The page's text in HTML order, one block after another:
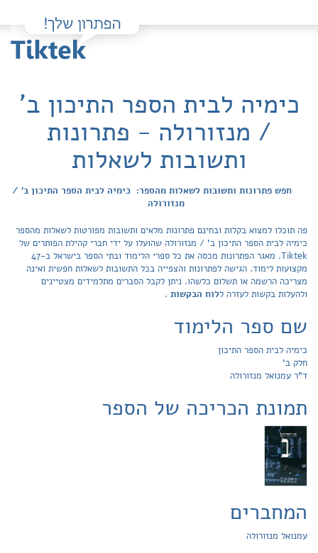
כימיה לבית הספר התיכון ב'
/ מנזורולה - פתרונות
ותשובות לשאלות
חפש פתרונות ותשובות לשאלות מהספר: כימיה לבית הספר התיכון ב' /
מנזורולה
פה תוכלו למצוא בקלות ובחינם פתרונות מלאים ותשובות מפורטות לשאלות מהספר
כימיה לבית הספר התיכון ב' / מנזורולה שהועלו על ידי חברי קהילת הפותרים של
Tiktek. מאגר הפתרונות מכסה את כל ספרי הלימוד ובתי הספר בישראל ב-47
מקצועות לימוד. הגישה לפתרונות והצפייה בכל התשובות לשאלות חפשית ואינה
מצריכה הרשמה או תשלום כלשהו. ניתן לקבל הסברים מתלמידים מצטיינים
ולהעלות בקשות לעזרה ללוח הבקשות .
שם ספר הלימוד
כימיה לבית הספר התיכון
חלק ב'
ד"ר עמנואל מנזורולה
תמונת הכריכה של הספר
המחברים
עמנואל מנזורולה